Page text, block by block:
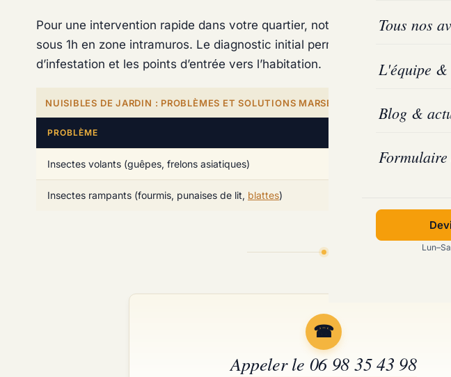
Tous nos
L'équipe
Blog &
Pour une intervention rapide dans votre quartier, notre équipe Marseille
sous 1h en zone intramuros. Le diagnostic initial permet d’identifier
d’infestation et les points d’entrée vers l’habitation.
NUISIBLES DE JARDIN : PROBLÈMES ET SOLUTIONS MARSEILLE DÉSINSECTISATION
PROBLÈME
Insectes volants (guêpes, frelons asiatiques) Traitements ciblés
Insectes rampants (fourmis, punaises de lit, blattes)
☎
Appeler le 06 98 35 43 98